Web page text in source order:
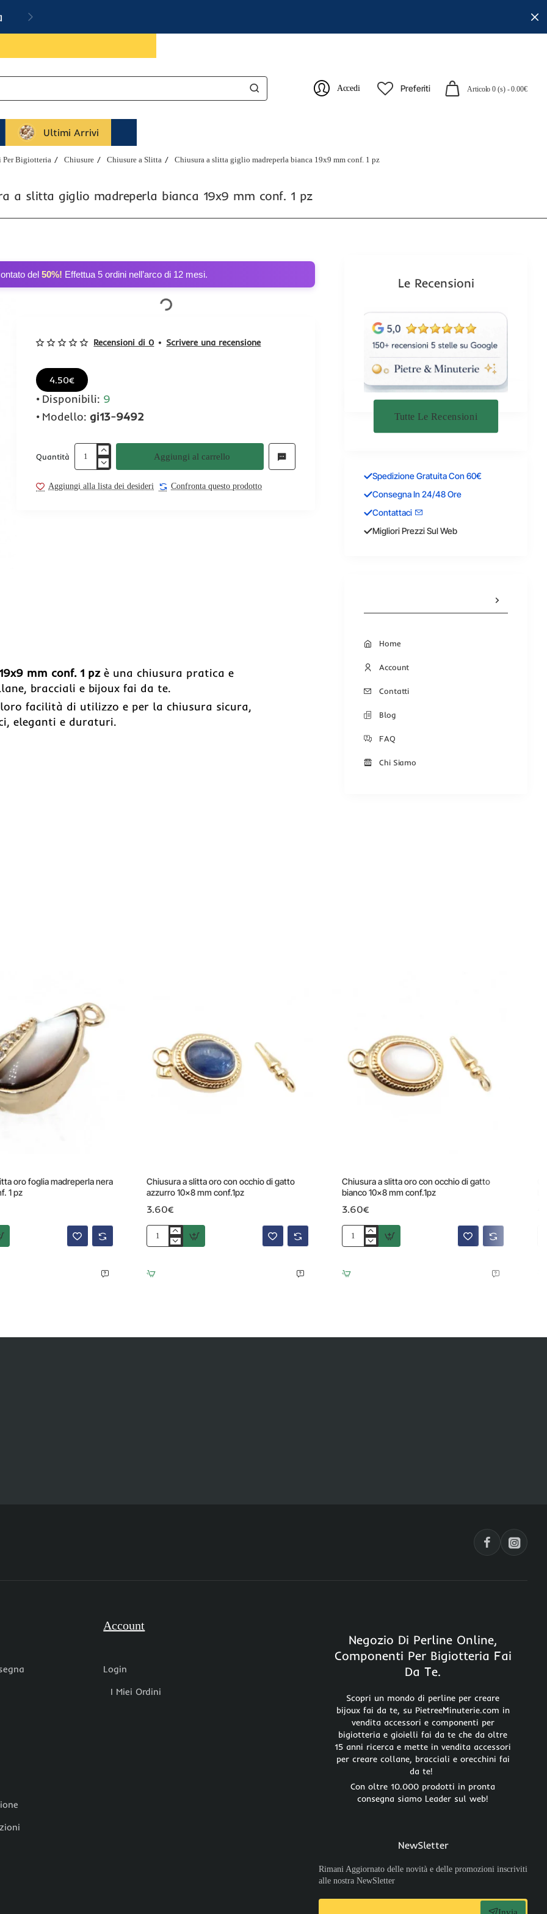
Accedi Preferiti Articolo 0 (s) - 0.00€
Ultimi Arrivi
a slitta giglio madreperla bianca 19x9 mm conf. 1 pz
Per Bigiotteria Chiusure Chiusure a Slitta Chiusura a slitta giglio madreperla bianca 19x9 mm conf. 1 pz
del 50%! Effettua 5 ordini nell’arco di 12 mesi.
Recensioni di 0 • Scrivere una recensione
4.50€
Disponibili: 9
Modello: gi13-9492
Quantità Aggiungi al carrello
Aggiungi alla lista dei desideri Confronta questo prodotto
mm conf. 1 pzè una chiusura pratica e
bracciali e bijoux fai da te.
facilità di utilizzo e per la chiusura sicura,
eleganti e duraturi.
Le Recensioni
Tutte Le Recensioni
Spedizione Gratuita Con 60€
Consegna In 24/48 Ore
Contattaci
Migliori Prezzi Sul Web
Home
Account
Contatti
Blog
FAQ
Chi Siamo
oro foglia madreperla nera
1 pz
Chiusura a slitta oro con occhio di gatto
azzurro 10x8 mm conf.1pz
3.60€
Chiusura
a
oro
con
mm
Chiusura a slitta oro con occhio di gatto
bianco 10x8 mm conf.1pz
3.60€
Chiusura
a
oro
con
mm
Account
Login
I Miei Ordini
Negozio Di Perline Online,
Componenti Per Bigiotteria Fai
Da Te.
Scopri un mondo di perline per creare
bijoux fai da te, su PietreeMinuterie.com in
vendita accessori e componenti per
bigiotteria e gioielli fai da te che da oltre
15 anni ricerca e mette in vendita accessori
per creare collane, bracciali e orecchini fai
da te!
Con oltre 10.000 prodotti in pronta
consegna siamo Leader sul web!
NewSletter
Rimani Aggiornato delle novità e delle promozioni inscriviti
alle nostra NewSletter
Invia